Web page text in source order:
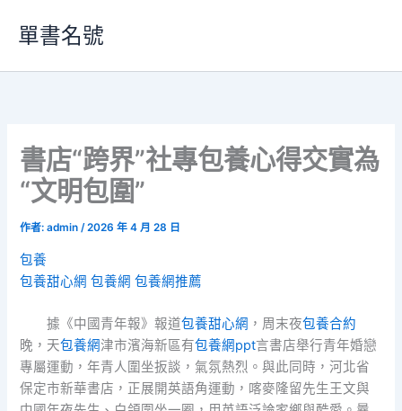
要
單書名號
書店“跨界”社專包養心得交實為
“文明包圍”
作者:admin/2026 年 4 月 28 日
包養
包養甜心網 包養網 包養網推薦
據《中國青年報》報道包養甜心網 ，周末夜包養合約
晚，天包養網津市濱海新區有包養網ppt言書店舉行青年婚戀
專屬運動，年青人圍坐扳談，氣氛熱烈。與此同時，河北省
保定市新華書店，正展開英語角運動，喀麥隆留先生王文與